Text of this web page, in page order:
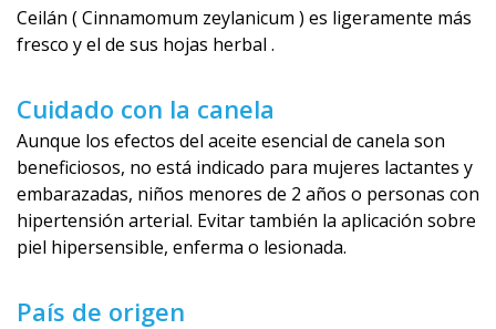
Ceilán ( Cinnamomum zeylanicum ) es ligeramente más
fresco y el de sus hojas herbal .
Cuidado con la canela
Aunque los efectos del aceite esencial de canela son
beneficiosos, no está indicado para mujeres lactantes y
embarazadas, niños menores de 2 años o personas con
hipertensión arterial. Evitar también la aplicación sobre
piel hipersensible, enferma o lesionada.
País de origen